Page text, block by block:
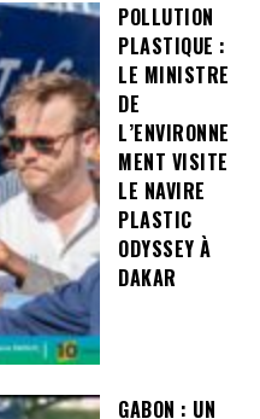
POLLUTION
PLASTIQUE :
LE MINISTRE
DE
L’ENVIRONNE
MENT VISITE
LE NAVIRE
PLASTIC
ODYSSEY À
DAKAR
GABON : UN